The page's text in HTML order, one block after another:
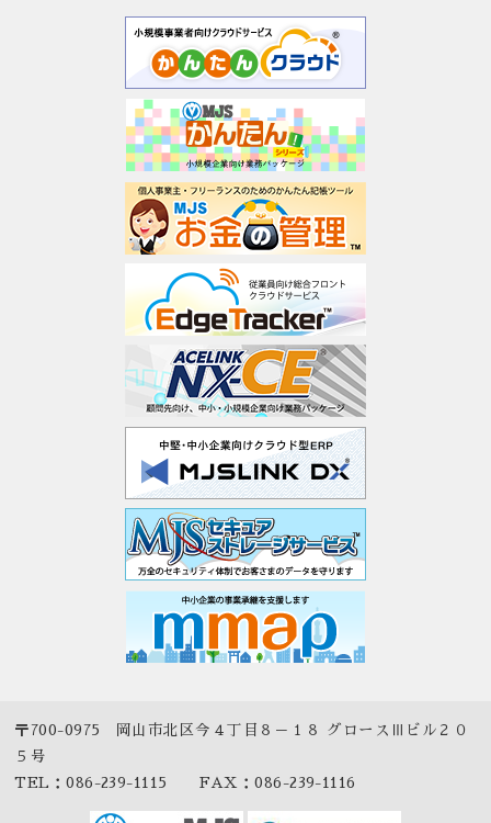
〒700-0975 岡山市北区今４丁目８－１８ グロースⅢビル２０
５号
TEL：086-239-1115 FAX：086-239-1116